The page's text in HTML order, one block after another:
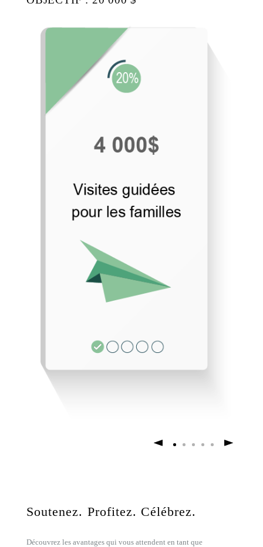
Soutenez. Profitez. Célébrez.
Découvrez les avantages qui vous attendent en tant que